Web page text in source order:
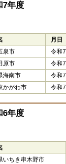
7年度
月日
泉市
令和
原市
令和
海南市
令和
かがわ市
令和
6年度
いちき串木野市